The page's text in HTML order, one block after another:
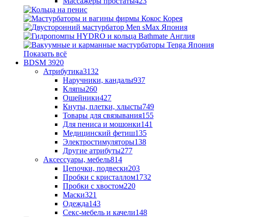
Показать всё
BDSM 3920
Атрибутика3132
Наручники, кандалы937
Кляпы260
Ошейники427
Кнуты, плетки, хлысты749
Товары для связывания155
Для пениса и мошонки141
Медицинский фетиш135
Электростимуляторы138
Другие атрибуты277
Аксессуары, мебель814
Цепочки, подвески203
Пробки с кристаллом1732
Пробки с хвостом220
Маски321
Одежда143
Секс-мебель и качели148